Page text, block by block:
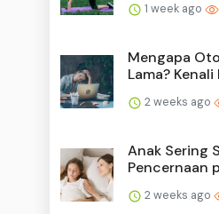
1 week ago
Mengapa
Lama? Kenali
2 weeks ago
Anak Sering
Pencernaan
2 weeks ago